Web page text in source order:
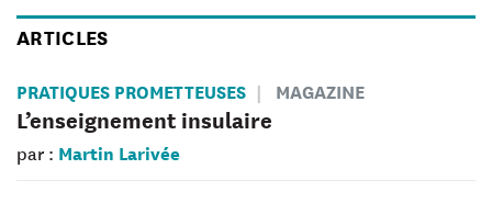
ARTICLES
PRATIQUES PROMETTEUSES MAGAZINE
L’enseignement insulaire
par : Martin Larivée